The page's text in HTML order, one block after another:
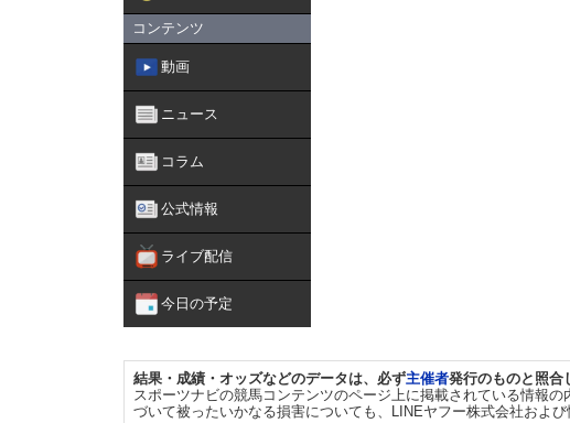
コンテンツ
動画
ニュース
コラム
公式情報
ライブ配信
今日の予定
結果・成績・オッズなどのデータは、必ず主催者発行のものと照合
スポーツナビの競馬コンテンツのページ上に掲載されている情報
づいて被ったいかなる損害についても、LINEヤフー株式会社およ